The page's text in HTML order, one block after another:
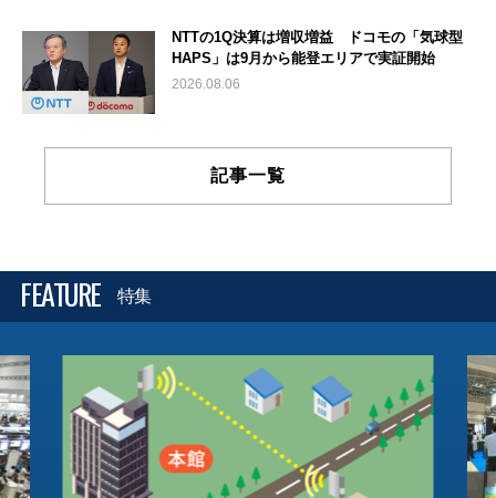
NTTの1Q決算は増収増益 ドコモの「気球型
HAPS」は9月から能登エリアで実証開始
2026.08.06
記事一覧
FEATURE 特集